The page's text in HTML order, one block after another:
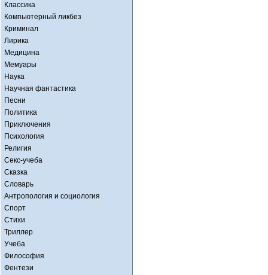
Классика
Компьютерный ликбез
Криминал
Лирика
Медицина
Мемуары
Наука
Научная фантастика
Песни
Политика
Приключения
Психология
Религия
Секс-учеба
Сказка
Словарь
Антропология и социология
Спорт
Стихи
Триллер
Учеба
Философия
Фентези